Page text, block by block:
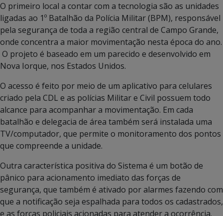
O primeiro local a contar com a tecnologia são as unidades
ligadas ao 1º Batalhão da Polícia Militar (BPM), responsável
pela segurança de toda a região central de Campo Grande,
onde concentra a maior movimentação nesta época do ano.
O projeto é baseado em um parecido e desenvolvido em
Nova Iorque, nos Estados Unidos.
O acesso é feito por meio de um aplicativo para celulares
criado pela CDL e as polícias Militar e Civil possuem todo
alcance para acompanhar a movimentação. Em cada
batalhão e delegacia de área também será instalada uma
TV/computador, que permite o monitoramento dos pontos
que compreende a unidade.
Outra característica positiva do Sistema é um botão de
pânico para acionamento imediato das forças de
segurança, que também é ativado por alarmes fazendo com
que a notificação seja espalhada para todos os cadastrados,
e as forças policiais acionadas para atender a ocorrência.